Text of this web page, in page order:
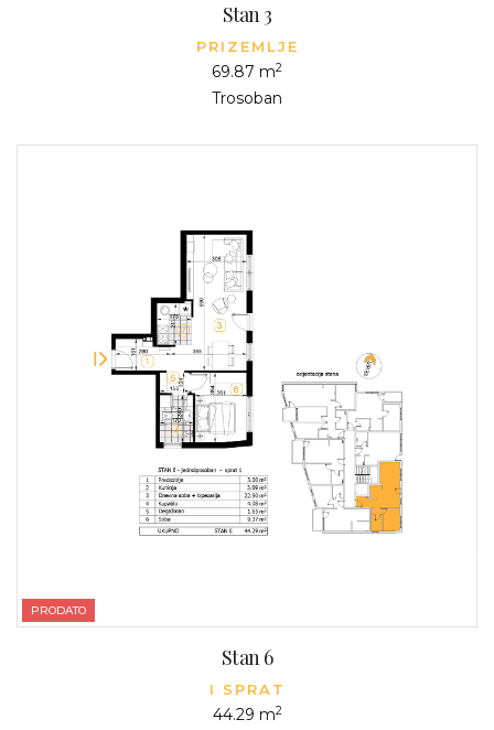
Stan 3
PRIZEMLJE
69.87 m2
Trosoban
PRODATO
Stan 6
I SPRAT
44.29 m2